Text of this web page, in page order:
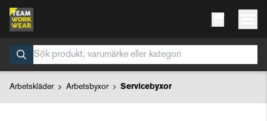
Arbetskläder Arbetsbyxor Servicebyxor